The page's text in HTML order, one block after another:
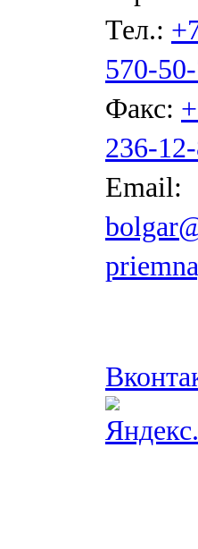
Тел.:
570-
Факс:
236-
Email: